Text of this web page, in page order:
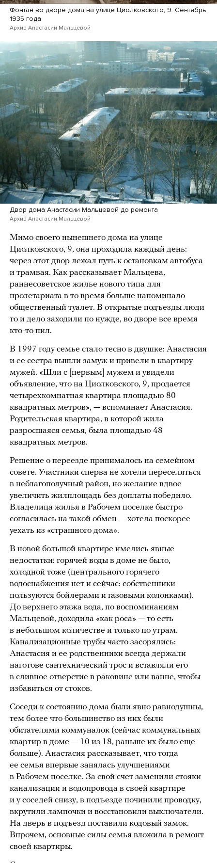
Фонтан во дворе дома на улице Циолковского, 9. Сентябрь
1935 года
Архив Анастасии Мальцевой
Двор дома Анастасии Мальцевой до ремонта
Архив Анастасии Мальцевой
Мимо своего нынешнего дома на улице
Циолковского, 9, она проходила каждый день:
через этот двор лежал путь к остановкам автобуса
и трамвая. Как рассказывает Мальцева,
раннесоветское жилье нового типа для
пролетариата в то время больше напоминало
общественный туалет. В открытые подъезды люди
то и дело заходили по нужде, во дворе все время
кто-то пил.
В 1997 году семье стало тесно в двушке: Анастасия
и ее сестра вышли замуж и привели в квартиру
мужей. «Шли с [первым] мужем и увидели
объявление, что на Циолковского, 9, продается
четырехкомнатная квартира площадью 80
квадратных метров», — вспоминает Анастасия.
Родительская квартира, в которой жила
разросшаяся семья, была площадью 48
квадратных метров.
Решение о переезде принималось на семейном
совете. Участники сперва не хотели переселяться
в неблагополучный район, но желание вдвое
увеличить жилплощадь без доплаты победило.
Владелица жилья в Рабочем поселке быстро
согласилась на такой обмен — хотела поскорее
уехать из «страшного дома».
В новой большой квартире имелись явные
недостатки: горячей воды в доме не было,
холодной тоже (центрального горячего
водоснабжения нет и сейчас: собственники
пользуются бойлерами и газовыми колонками).
До верхнего этажа вода, по воспоминаниям
Мальцевой, доходила «как роса» — то есть
в небольшом количестве и только по утрам.
Канализационные трубы часто засорялись:
Анастасия и ее родственники всегда держали
наготове сантехнический трос и вставляли его
в сливное отверстие в раковине или ванне, чтобы
избавиться от стоков.
Соседи к состоянию дома были явно равнодушны,
тем более что большинство из них были
обитателями коммуналок (сейчас коммунальных
квартир в доме — 10 из 18, раньше их было еще
больше). Анастасия рассказывает, что тогда
ее семья впервые занялась улучшениями
в Рабочем поселке. За свой счет заменили стояки
канализации и водопровода в своей квартире
и у соседей снизу, в подъезде починили проводку,
вкрутили лампочки и восстановили выключатели.
На дверь в подъезд поставили кодовый замок.
Впрочем, основные силы семья вложила в ремонт
своей квартиры.